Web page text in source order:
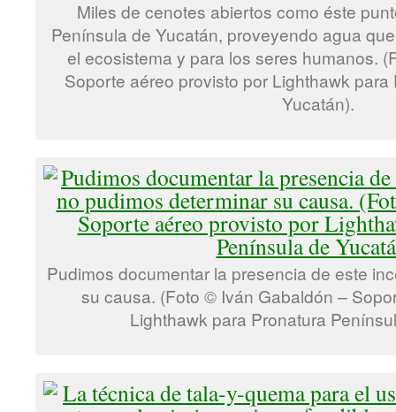
Miles de cenotes abiertos como éste
Península de Yucatán, proveyendo agua
el ecosistema y para los seres humanos.
Soporte aéreo provisto por Lighthawk
Yucatán).
Pudimos documentar la presencia de este
su causa. (Foto © Iván Gabaldón –
Lighthawk para Pronatura